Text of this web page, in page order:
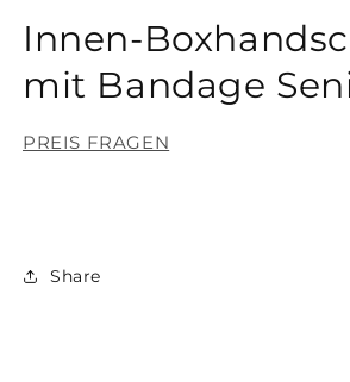
Modal
öffnen
Innen-
mit Bandage
PREIS FRAGEN
Share